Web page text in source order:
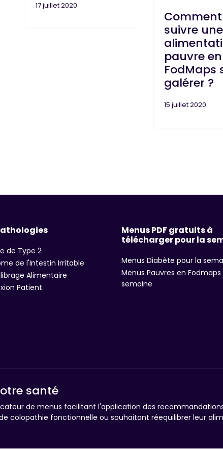
17 juillet 2020
Comment
suivre une
pauvre en
FodMaps
galérer ?
15 juillet 2020
de Type 2
de l'Intestin Irritable
Alimentaire
Patient
Menus PDF gratuits à
télécharger pour la
Menus Diabète pour la
Menus Pauvres en
semaine
santé
de menus facilitant l'application des
colopathie fonctionnelle ou souhaitant réequilibrer leur